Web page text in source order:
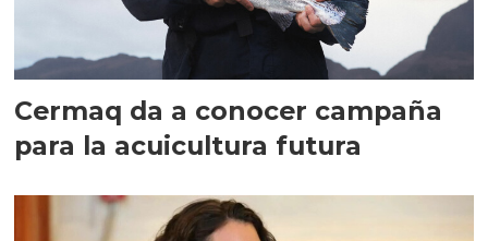
Cermaq da a conocer campaña
para la acuicultura futura